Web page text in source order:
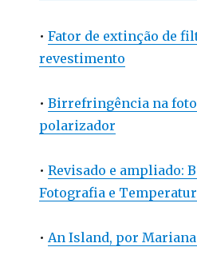
•Fator de extinção de
revestimento
•Birrefringência na
polarizador
•Revisado e ampliado:
Fotografia e
•An Island, por